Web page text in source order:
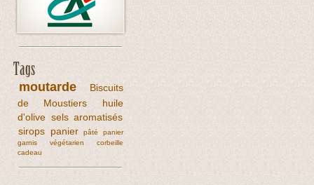
Tags
moutarde
Biscuits
de Moustiers
huile
d'olive sels aromatisés
sirops panier pâté
panier
garnis
végétarien
corbeille
cadeau